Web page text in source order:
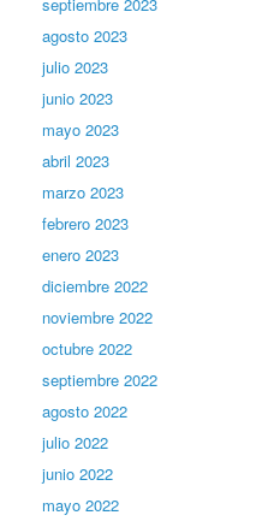
agosto 2023
julio 2023
junio 2023
mayo 2023
abril 2023
marzo 2023
febrero 2023
enero 2023
diciembre 2022
noviembre 2022
octubre 2022
septiembre 2022
agosto 2022
julio 2022
junio 2022
mayo 2022